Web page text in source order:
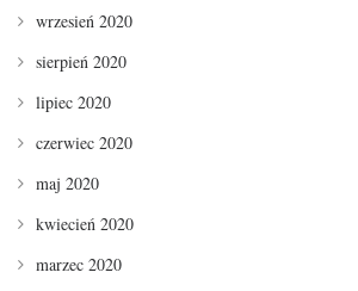
wrzesień 2020
sierpień 2020
lipiec 2020
czerwiec 2020
maj 2020
kwiecień 2020
marzec 2020